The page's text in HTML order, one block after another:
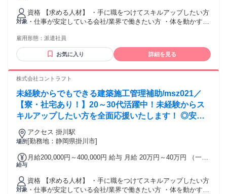
考慮し決定します。 ・賞与あり ・昇給あり ・交通費支給 交
通費：交通費支給
対象
資格 【求める人材】 ・手に職をつけてスキルアップしたい方
・仕事が安定している会社/業界で働きたい方 ・体を動かすこ
ャリアアップしたい方 ・フリーターから正社員を目指してい
る方 ・異業種からの転職でチャレンジしたい方 （飲食・販
売・製造業出身の方が活躍中！）
雇用形態： 派遣社員
お気に入り 詳細を見る
株式会社コントラフト
未経験からでもできる建築施工管理補助/msz021／
【寮・社宅あり！】20～30代活躍中！未経験からス
キルアップしたい方を全面応援いたします！ ◎安定
して長く働くことができる！建設業を支えるお仕事で
す。
場所
アクセス 掛川駅
[勤務地：静岡県掛川市]
給与
月給200,000円～400,000円 給与 月給 20万円～40万円 （一律
考慮し決定します。 ・賞与あり ・昇給あり ・交通費支給 交
通費：交通費支給
対象
資格 【求める人材】 ・手に職をつけてスキルアップしたい方
・仕事が安定している会社/業界で働きたい方 ・体を動かすこ